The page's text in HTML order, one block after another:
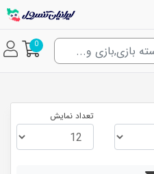
0
تعداد نمایش